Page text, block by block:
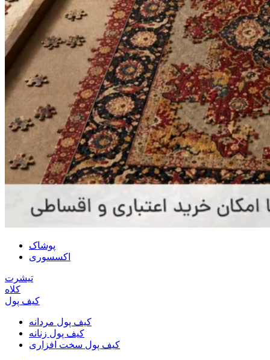
پوشاک
اکسسوری
تیشرت
کلاه
کیف پول
کیف پول مردانه
کیف پول زنانه
کیف پول سخت افزاری